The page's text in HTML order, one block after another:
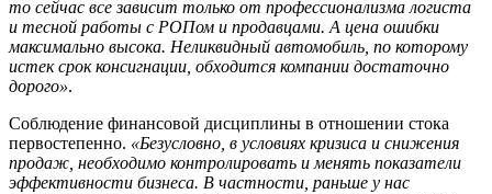
то сейчас все зависит только от профессионализма логиста
и тесной работы с РОПом и продавцами. А цена ошибки
максимально высока. Неликвидный автомобиль, по которому
истек срок консигнации, обходится компании достаточно
дорого».
Соблюдение финансовой дисциплины в отношении стока
первостепенно. «Безусловно, в условиях кризиса и снижения
продаж, необходимо контролировать и менять показатели
эффективности бизнеса. В частности, раньше у нас